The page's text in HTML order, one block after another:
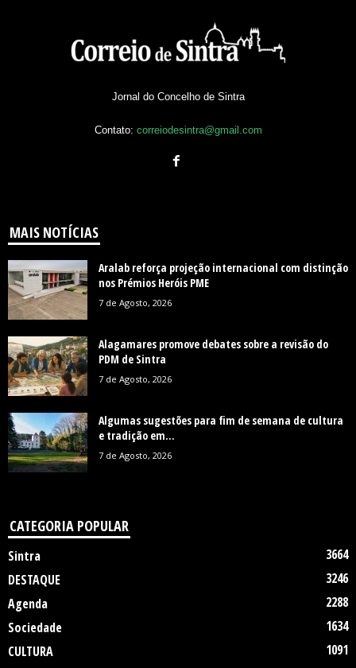
Jornal do Concelho de Sintra
Contato: correiodesintra@gmail.com
MAIS NOTÍCIAS
Aralab reforça projeção internacional com distinção
nos Prémios Heróis PME
7 de Agosto, 2026
Alagamares promove debates sobre a revisão do
PDM de Sintra
7 de Agosto, 2026
Algumas sugestões para fim de semana de cultura
e tradição em...
7 de Agosto, 2026
CATEGORIA POPULAR
Sintra
3664
DESTAQUE
3246
Agenda
2288
Sociedade
1634
CULTURA
1091